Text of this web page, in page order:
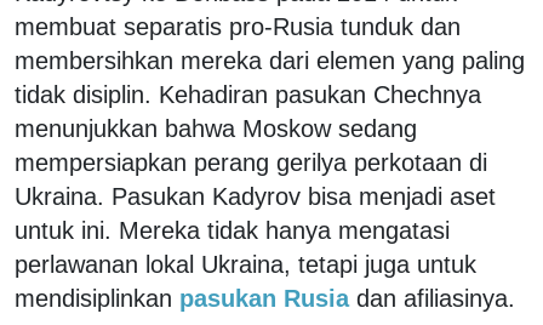
membuat separatis pro-Rusia tunduk dan
membersihkan mereka dari elemen yang paling
tidak disiplin. Kehadiran pasukan Chechnya
menunjukkan bahwa Moskow sedang
mempersiapkan perang gerilya perkotaan di
Ukraina. Pasukan Kadyrov bisa menjadi aset
untuk ini. Mereka tidak hanya mengatasi
perlawanan lokal Ukraina, tetapi juga untuk
mendisiplinkan pasukan Rusia dan afiliasinya.